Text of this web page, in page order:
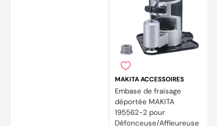
MAKITA ACCESSOIRES
Embase de fraisage
déportée MAKITA
195562-2 pour
Défonceuse/Affleureuse